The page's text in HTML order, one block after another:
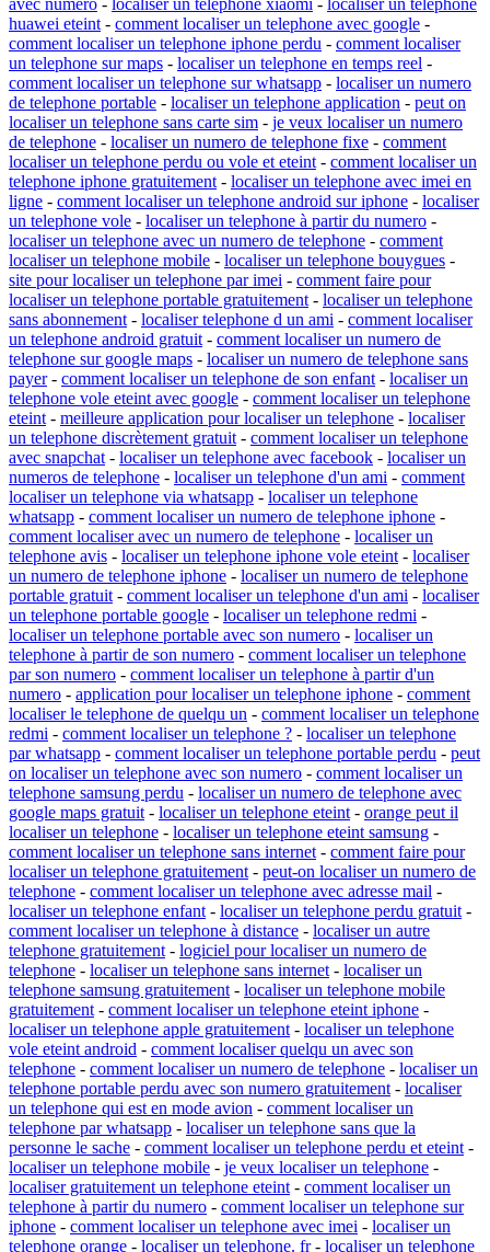
huawei eteint - comment localiser un telephone avec google -
comment localiser un telephone iphone perdu - comment localiser
un telephone sur maps - localiser un telephone en temps reel -
comment localiser un telephone sur whatsapp - localiser un numero
de telephone portable - localiser un telephone application - peut on
localiser un telephone sans carte sim - je veux localiser un numero
de telephone - localiser un numero de telephone fixe - comment
localiser un telephone perdu ou vole et eteint - comment localiser un
telephone iphone gratuitement - localiser un telephone avec imei en
ligne - comment localiser un telephone android sur iphone - localiser
un telephone vole - localiser un telephone à partir du numero -
localiser un telephone avec un numero de telephone - comment
localiser un telephone mobile - localiser un telephone bouygues -
site pour localiser un telephone par imei - comment faire pour
localiser un telephone portable gratuitement - localiser un telephone
sans abonnement - localiser telephone d un ami - comment localiser
un telephone android gratuit - comment localiser un numero de
telephone sur google maps - localiser un numero de telephone sans
payer- comment localiser un telephone de son enfant - localiser un
telephone vole eteint avec google - comment localiser un telephone
eteint - meilleure application pour localiser un telephone - localiser
un telephone discrètement gratuit - comment localiser un telephone
avec snapchat - localiser un telephone avec facebook - localiser un
numeros de telephone - localiser un telephone d'un ami - comment
localiser un telephone via whatsapp - localiser un telephone
whatsapp - comment localiser un numero de telephone iphone -
comment localiser avec un numero de telephone - localiser un
telephone avis - localiser un telephone iphone vole eteint - localiser
un numero de telephone iphone - localiser un numero de telephone
portable gratuit - comment localiser un telephone d'un ami - localiser
un telephone portable google - localiser un telephone redmi -
localiser un telephone portable avec son numero - localiser un
telephone à partir de son numero - comment localiser un telephone
par son numero - comment localiser un telephone à partir d'un
numero - application pour localiser un telephone iphone - comment
localiser le telephone de quelqu un - comment localiser un telephone
redmi - comment localiser un telephone ? - localiser un telephone
par whatsapp - comment localiser un telephone portable perdu - peut
on localiser un telephone avec son numero - comment localiser un
telephone samsung perdu - localiser un numero de telephone avec
google maps gratuit - localiser un telephone eteint - orange peut il
localiser un telephone - localiser un telephone eteint samsung -
comment localiser un telephone sans internet - comment faire pour
localiser un telephone gratuitement - peut-on localiser un numero de
telephone - comment localiser un telephone avec adresse mail -
localiser un telephone enfant - localiser un telephone perdu gratuit -
comment localiser un telephone à distance - localiser un autre
telephone gratuitement - logiciel pour localiser un numero de
telephone - localiser un telephone sans internet - localiser un
telephone samsung gratuitement - localiser un telephone mobile
gratuitement - comment localiser un telephone eteint iphone -
localiser un telephone apple gratuitement - localiser un telephone
vole eteint android - comment localiser quelqu un avec son
telephone - comment localiser un numero de telephone - localiser un
telephone portable perdu avec son numero gratuitement - localiser
un telephone qui est en mode avion - comment localiser un
telephone par whatsapp - localiser un telephone sans que la
personne le sache - comment localiser un telephone perdu et eteint -
localiser un telephone mobile - je veux localiser un telephone -
localiser gratuitement un telephone eteint - comment localiser un
telephone à partir du numero - comment localiser un telephone sur
iphone - comment localiser un telephone avec imei - localiser un
telephone orange - localiser un telephone. fr- localiser un telephone